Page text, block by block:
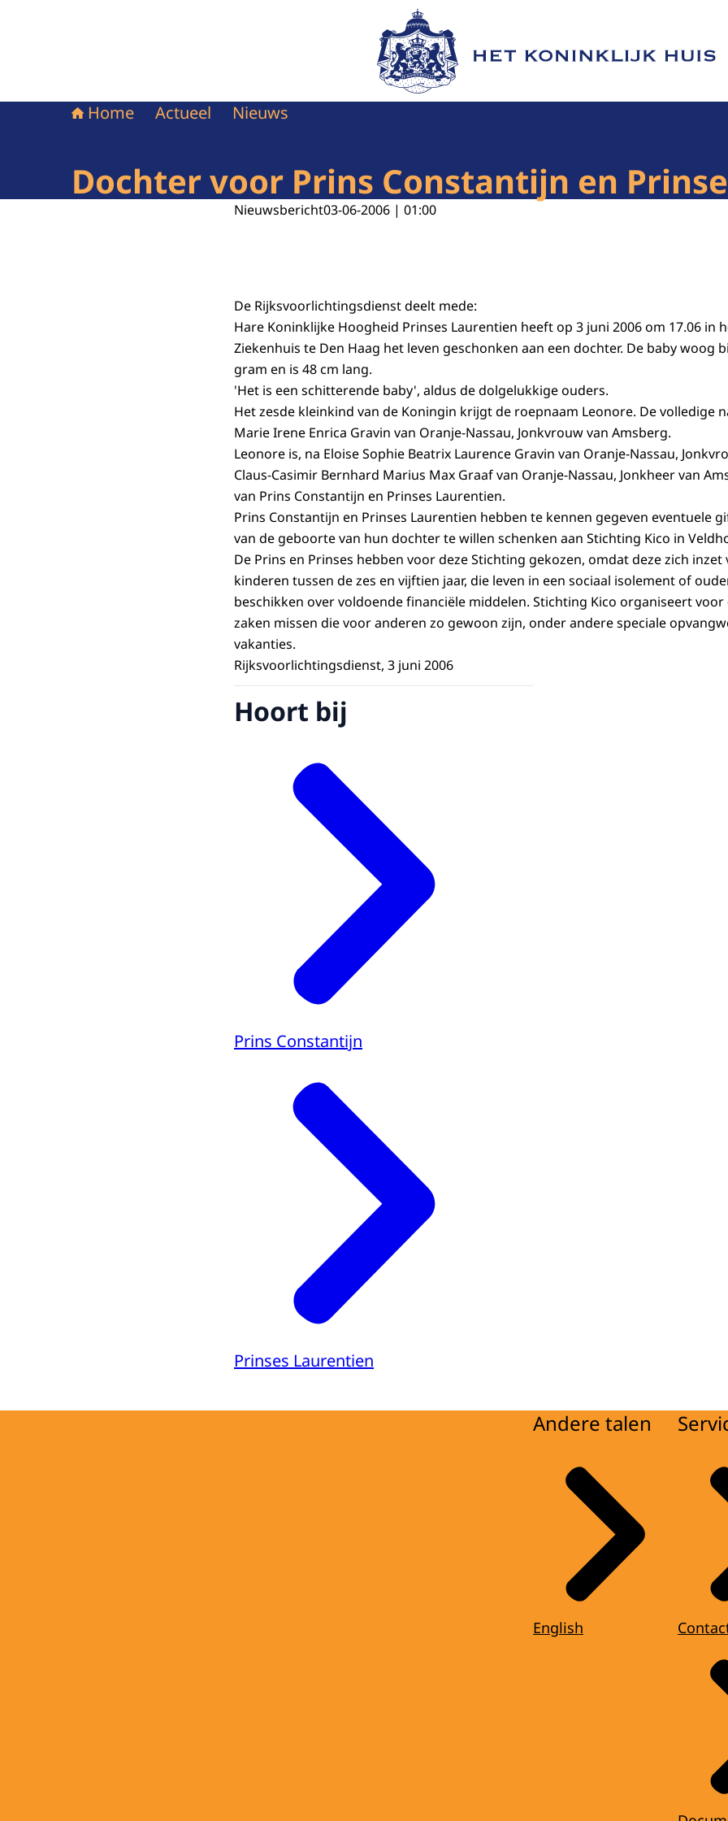
Naar de homepage van Het Koninklijk Huis
Home Actueel Nieuws
Dochter voor Prins Constantijn en
Nieuwsbericht03-06-2006 | 01:00
De Rijksvoorlichtingsdienst deelt mede:
Hare Koninklijke Hoogheid Prinses Laurentien heeft op 3 juni 2006 om 17.06 in
Ziekenhuis te Den Haag het leven geschonken aan een dochter. De baby woog
gram en is 48 cm lang.
'Het is een schitterende baby', aldus de dolgelukkige ouders.
Het zesde kleinkind van de Koningin krijgt de roepnaam Leonore. De volledige
Marie Irene Enrica Gravin van Oranje-Nassau, Jonkvrouw van Amsberg.
Leonore is, na Eloise Sophie Beatrix Laurence Gravin van Oranje-Nassau,
Claus-Casimir Bernhard Marius Max Graaf van Oranje-Nassau, Jonkheer van
van Prins Constantijn en Prinses Laurentien.
Prins Constantijn en Prinses Laurentien hebben te kennen gegeven eventuele
van de geboorte van hun dochter te willen schenken aan Stichting Kico in
De Prins en Prinses hebben voor deze Stichting gekozen, omdat deze zich
kinderen tussen de zes en vijftien jaar, die leven in een sociaal isolement of
beschikken over voldoende financiële middelen. Stichting Kico organiseert
zaken missen die voor anderen zo gewoon zijn, onder andere speciale
vakanties.
Rijksvoorlichtingsdienst, 3 juni 2006
Hoort bij
Prins Constantijn
Prinses Laurentien
Andere talen
English